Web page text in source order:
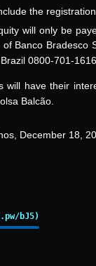
the
will only be
Banco Bradesco
0800-701-
will have their
Balcão.
December 18,
bJ5)